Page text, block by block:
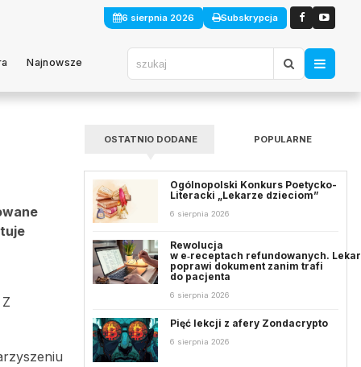
6 sierpnia 2026 Subskrypcja
Najnowsze
OSTATNIO DODANE POPULARNE
Ogólnopolski Konkurs Poetycko-
Literacki „Lekarze dzieciom”
6 sierpnia 2026
Rewolucja
w e‑receptach refundowanych.
poprawi dokument zanim trafi
do pacjenta
6 sierpnia 2026
Pięć lekcji z afery Zondacrypto
6 sierpnia 2026